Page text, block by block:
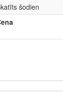
šodien